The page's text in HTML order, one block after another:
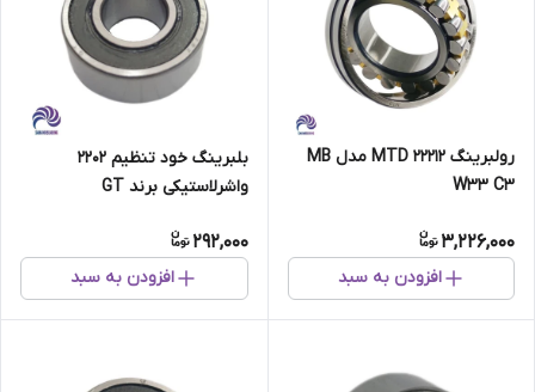
رولبرینگ 22212 MTD مدل MB
W33 C3
3,226,000
افزودن به سبد
بلبرینگ خود تنظیم 2202
واشرلاستیکی برند GT
292,000
افزودن به سبد